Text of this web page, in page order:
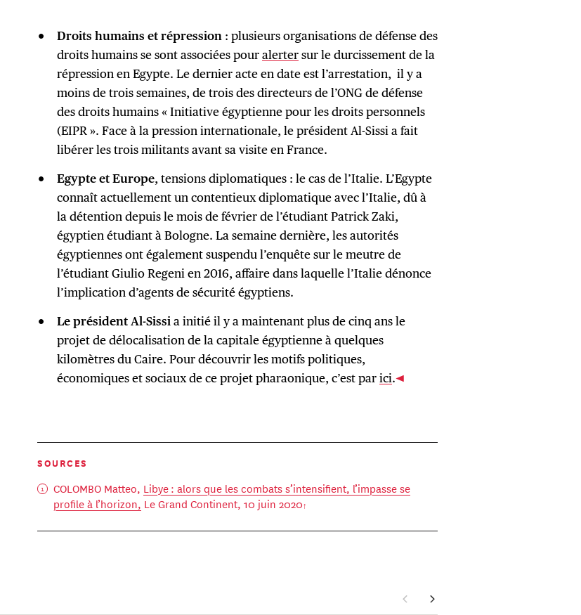
Droits humains et répression : plusieurs organisations de défense des
droits humains se sont associées pouralertersur le durcissement de la
répression en Egypte. Le dernier acte en date est l’arrestation, il y a
moins de trois semaines, de trois des directeurs de l’ONG de défense
des droits humains « Initiative égyptienne pour les droits personnels
(EIPR ». Face à la pression internationale, le président Al-Sissi a fait
libérer les trois militants avant sa visite en France.
Egypte et Europe, tensions diplomatiques : le cas de l’Italie. L’Egypte
connaît actuellement un contentieux diplomatique avec l’Italie, dû à
la détention depuis le mois de février de l’étudiant Patrick Zaki,
égyptien étudiant à Bologne. La semaine dernière, les autorités
égyptiennes ont également suspendu l’enquête sur le meutre de
l’étudiant Giulio Regeni en 2016, affaire dans laquelle l’Italie dénonce
l’implication d’agents de sécurité égyptiens.
Le président Al-Sissi a initié il y a maintenant plus de cinq ans le
projet de délocalisation de la capitale égyptienne à quelques
kilomètres du Caire. Pour découvrir les motifs politiques,
économiques et sociaux de ce projet pharaonique, c’est parici.
SOURCES
COLOMBO Matteo, Libye : alors que les combats s’intensifient, l’impasse se
profile à l’horizon, Le Grand Continent, 10 juin 2020